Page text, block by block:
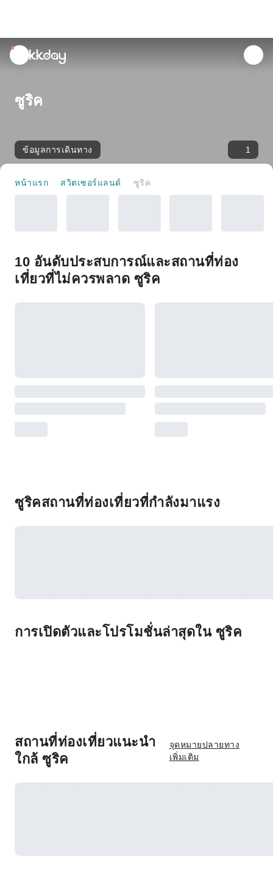
unread
notifications
ซูริค
ข้อมูลการเดินทาง 1
หน้าแรก สวิตเซอร์แลนด์ ซูริค
10 อันดับประสบการณ์และสถานที่ท่อง
เที่ยวที่ไม่ควรพลาด ซูริค
ซูริคสถานที่ท่องเที่ยวที่กำลังมาแรง
การเปิดตัวและโปรโมชั่นล่าสุดใน ซูริค
สถานที่ท่องเที่ยวแนะนำ
ใกล้ ซูริค
จุดหมายปลายทาง
เพิ่มเติม